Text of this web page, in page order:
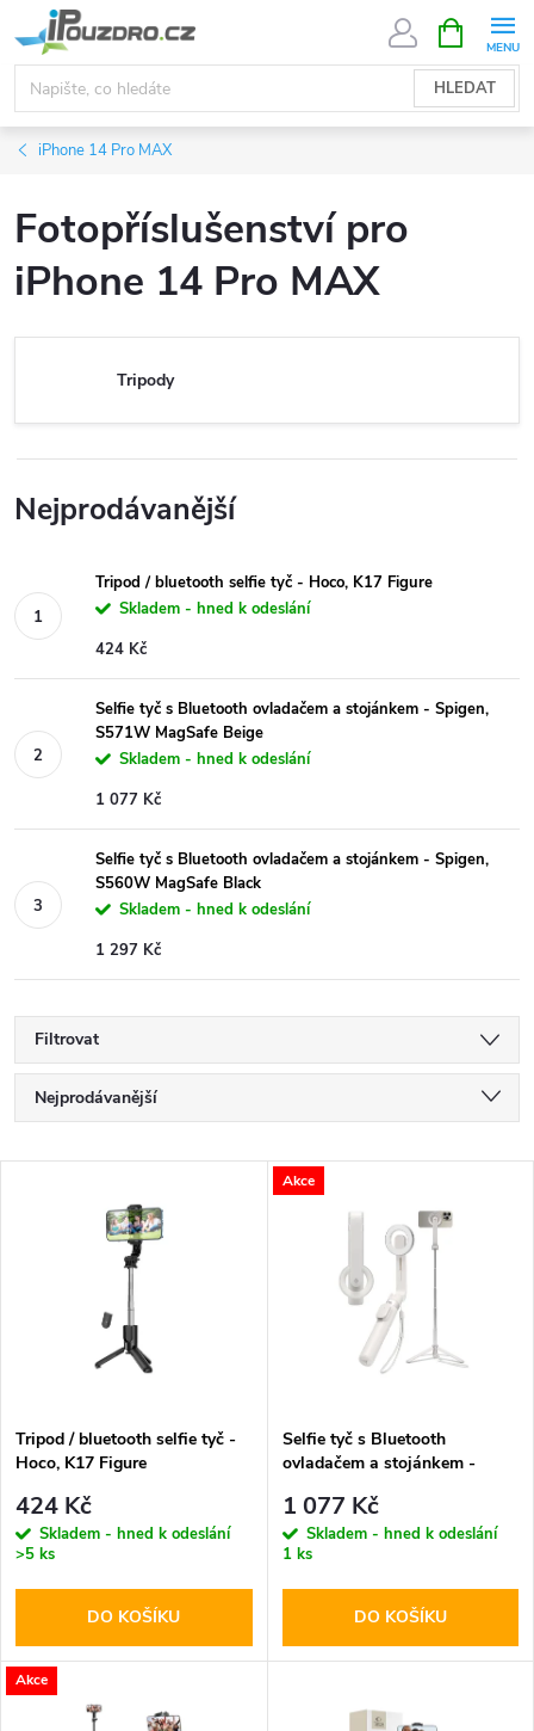
na
obsah
HLEDAT
NÁKUPNÍ
KOŠÍK
iPhone 14 Pro MAX
Fotopříslušenství pro
iPhone 14 Pro MAX
Tripody
Nejprodávanější
Tripod / bluetooth selfie tyč - Hoco, K17 Figure
Skladem - hned k odeslání
424 Kč
Selfie tyč s Bluetooth ovladačem a stojánkem - Spigen,
S571W MagSafe Beige
Skladem - hned k odeslání
1 077 Kč
Selfie tyč s Bluetooth ovladačem a stojánkem - Spigen,
S560W MagSafe Black
Skladem - hned k odeslání
1 297 Kč
Filtrovat
Ř
a
p
r
o
d
u
Nejprodávanější
Abecedně
s
p
r
o
d
Tripod / bluetooth selfie tyč -
Hoco, K17 Figure
424 Kč
Skladem - hned k odeslání
>5 ks
DO KOŠÍKU
Akce
Selfie tyč s Bluetooth
ovladačem a stojánkem -
Beige
1 077 Kč
Skladem - hned k odeslání
1 ks
DO KOŠÍKU
Akce